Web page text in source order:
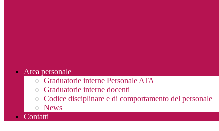
Area personale
Graduatorie interne Personale ATA
Graduatorie interne docenti
Codice disciplinare e di comportamento del personale
News
Contatti